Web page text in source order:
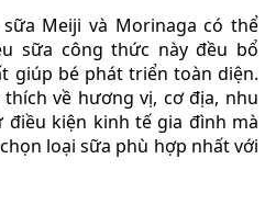
Meiji và Morinaga có thể
sữa công thức này đều bổ
giúp bé phát triển toàn diện.
về hương vị, cơ địa, nhu
kiện kinh tế gia đình mà
loại sữa phù hợp nhất với